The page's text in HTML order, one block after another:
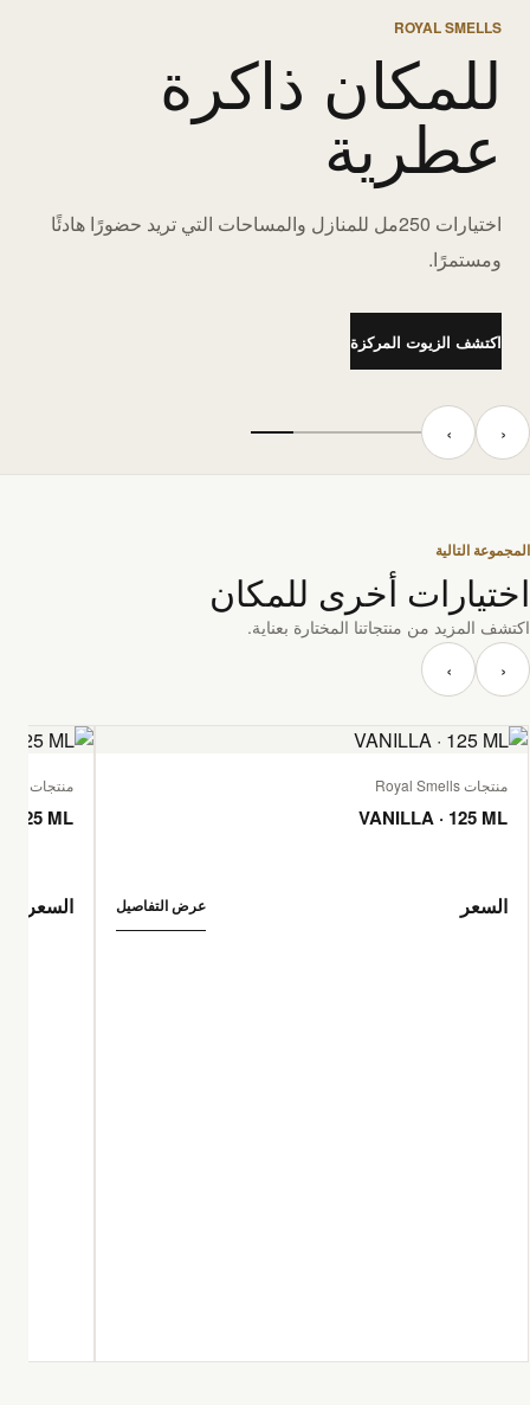
ROYAL SMELLS
للمكان ذاكرة
عطرية
اختيارات 250مل للمنازل والمساحات التي تريد حضورًا هادئًا
ومستمرًا.
اكتشف الزيوت المركزة
‹ ›
المجموعة التالية
اختيارات أخرى للمكان
اكتشف المزيد من منتجاتنا المختارة بعناية.
‹ ›
منتجات Royal Smells
VANILLA · 125 ML
السعر عرض التفاصيل
منتجات Royal Smells
125 ML
السعر